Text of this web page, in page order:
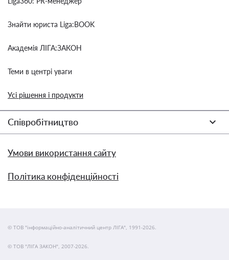
Знайти юриста Liga:BOOK
Академія ЛІГА:ЗАКОН
Теми в центрі уваги
Усі рішення і продукти
Співробітництво
Умови використання сайту
Політика конфіденційності
© ТОВ "інформаційно-аналітичний центр ЛІГА", 1991-2026.
© ТОВ "ЛІГА ЗАКОН", 2007-2026.